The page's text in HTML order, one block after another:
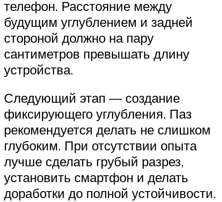
телефон. Расстояние между
будущим углублением и задней
стороной должно на пару
сантиметров превышать длину
устройства.
Следующий этап — создание
фиксирующего углубления. Паз
рекомендуется делать не слишком
глубоким. При отсутствии опыта
лучше сделать грубый разрез,
установить смартфон и делать
доработки до полной устойчивости.